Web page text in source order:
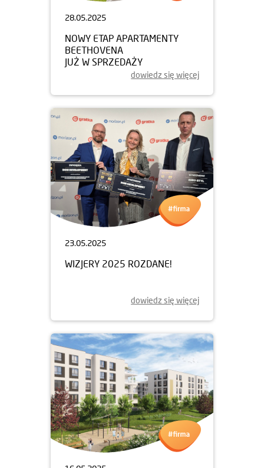
28.05.2025
NOWY ETAP APARTAMENTY
BEETHOVENA
JUŻ W SPRZEDAŻY
dowiedz się więcej
23.05.2025
WIZJERY 2025 ROZDANE!
dowiedz się więcej